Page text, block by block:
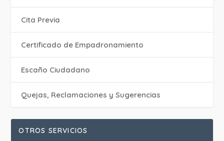
Cita Previa
Certificado de Empadronamiento
Escaño Ciudadano
Quejas, Reclamaciones y Sugerencias
OTROS SERVICIOS